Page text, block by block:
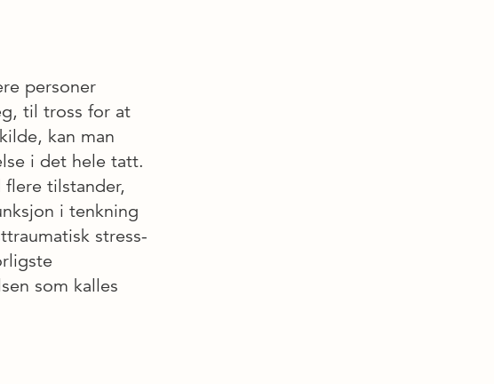
personer
til tross for at
kan man
i det hele tatt.
flere tilstander,
i tenkning
stress­
som kalles